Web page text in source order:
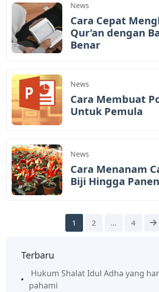
News
Cara Cepat
Qur’an dengan
Benar
News
Cara Membuat
Untuk Pemula
News
Cara Menanam
Biji Hingga
1 2 … 4
Terbaru
Hukum Shalat Idul Adha yang
pahami